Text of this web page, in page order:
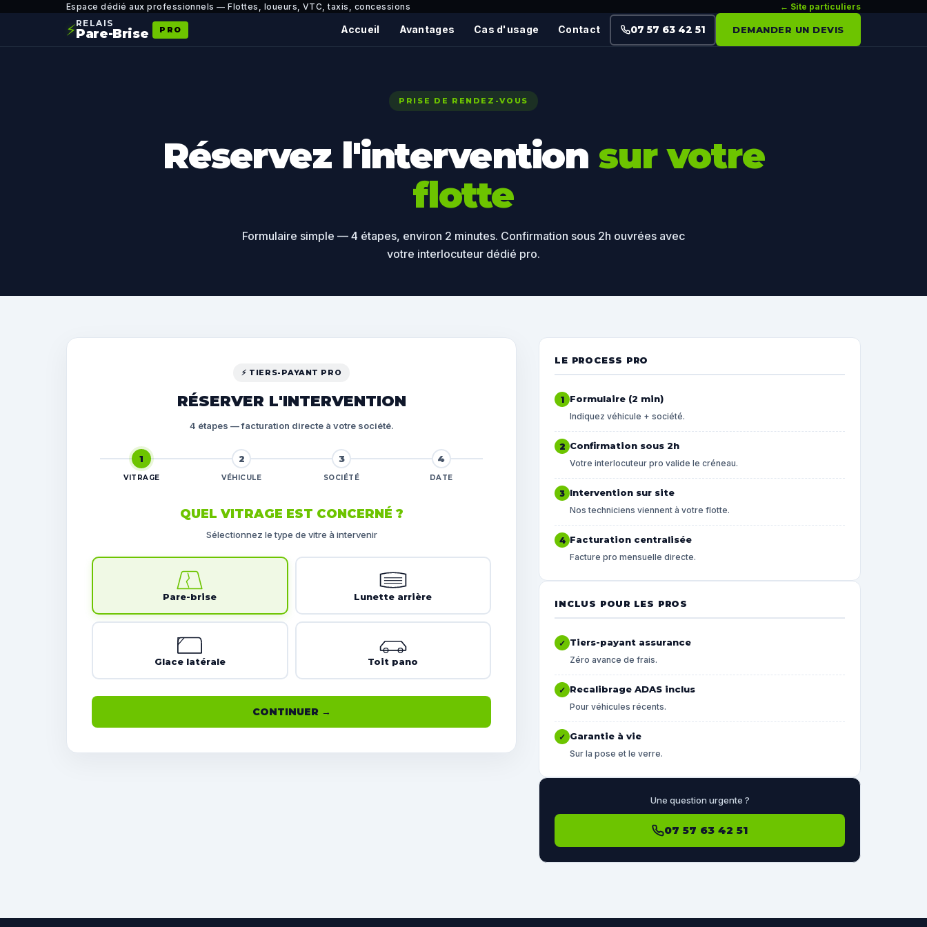
Espace dédié aux professionnels — Flottes, loueurs, VTC, taxis, concessions ← Site particuliers
⚡RELAIS
Pare-Brise PRO Accueil Avantages Cas d'usage Contact 07 57 63 42 51 DEMANDER UN DEVIS
PRISE DE RENDEZ-VOUS
Réservez l'interventionsur votre
flotte
Formulaire simple — 4 étapes, environ 2 minutes. Confirmation sous 2h ouvrées avec
votre interlocuteur dédié pro.
⚡ TIERS-PAYANT PRO
RÉSERVER L'INTERVENTION
4 étapes — facturation directe à votre société.
1
VITRAGE
2
VÉHICULE
3
SOCIÉTÉ
4
DATE
QUEL VITRAGE EST CONCERNÉ ?
Sélectionnez le type de vitre à intervenir
Pare-brise Lunette arrière
Glace latérale Toit pano
CONTINUER →
LE PROCESS PRO
1 Formulaire (2 min)
Indiquez véhicule + société.
2 Confirmation sous 2h
Votre interlocuteur pro valide le créneau.
3 Intervention sur site
Nos techniciens viennent à votre flotte.
4 Facturation centralisée
Facture pro mensuelle directe.
INCLUS POUR LES PROS
✓ Tiers-payant assurance
Zéro avance de frais.
✓ Recalibrage ADAS inclus
Pour véhicules récents.
✓ Garantie à vie
Sur la pose et le verre.
Une question urgente ?
07 57 63 42 51